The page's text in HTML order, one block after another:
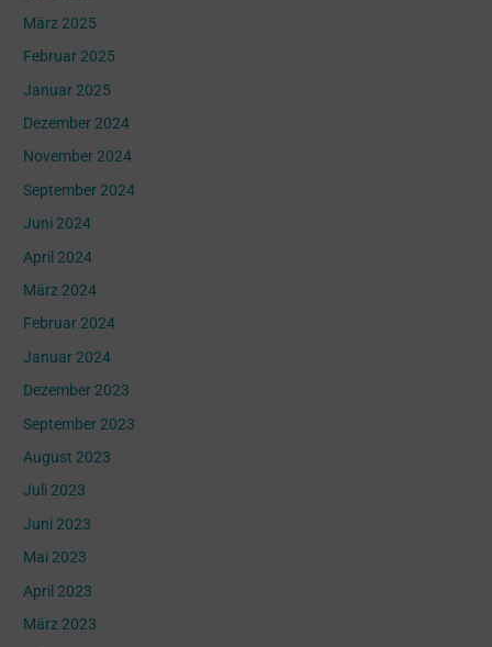
März 2025
Februar 2025
Januar 2025
Dezember 2024
November 2024
September 2024
Juni 2024
April 2024
März 2024
Februar 2024
Januar 2024
Dezember 2023
September 2023
August 2023
Juli 2023
Juni 2023
Mai 2023
April 2023
März 2023